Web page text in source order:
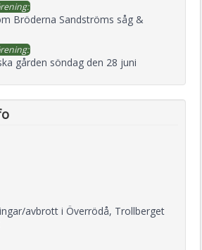
Bröderna Sandströms såg &
gården söndag den 28 juni
avbrott i Överrödå, Trollberget